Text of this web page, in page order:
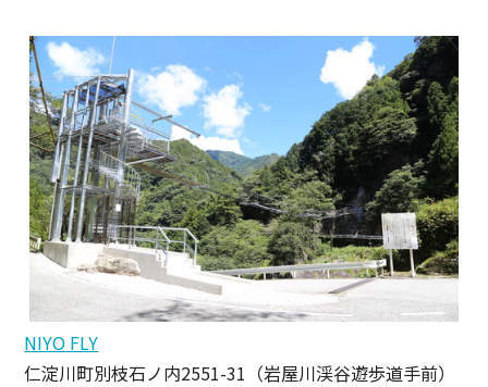
NIYO FLY
仁淀川町別枝石ノ内2551-31（岩屋川渓谷遊歩道手前）